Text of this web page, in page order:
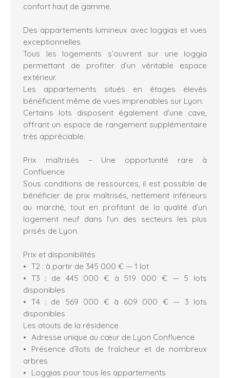
confort haut de gamme.
Des appartements lumineux avec loggias et vues
exceptionnelles
Tous les logements s’ouvrent sur une loggia
permettant de profiter d’un véritable espace
extérieur.
Les appartements situés en étages élevés
bénéficient même de vues imprenables sur Lyon.
Certains lots disposent également d’une cave,
offrant un espace de rangement supplémentaire
très appréciable.
Prix maîtrisés – Une opportunité rare à
Confluence
Sous conditions de ressources, il est possible de
bénéficier de prix maîtrisés, nettement inférieurs
au marché, tout en profitant de la qualité d’un
logement neuf dans l’un des secteurs les plus
prisés de Lyon.
Prix et disponibilités
T2 : à partir de 345 000 € — 1 lot
T3 : de 445 000 € à 519 000 € — 5 lots
disponibles
T4 : de 569 000 € à 609 000 € — 3 lots
disponibles
Les atouts de la résidence
Adresse unique au cœur de Lyon Confluence
Présence d’îlots de fraîcheur et de nombreux
arbres
Loggias pour tous les appartements